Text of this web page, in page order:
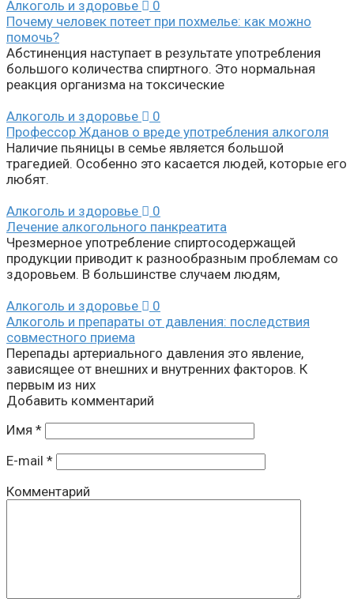
Алкоголь и здоровье
0
Почему человек потеет при похмелье: как можно
помочь?
Абстиненция наступает в результате употребления
большого количества спиртного. Это нормальная
реакция организма на токсические
Алкоголь и здоровье
0
Профессор Жданов о вреде употребления алкоголя
Наличие пьяницы в семье является большой
трагедией. Особенно это касается людей, которые его
любят.
Алкоголь и здоровье
0
Лечение алкогольного панкреатита
Чрезмерное употребление спиртосодержащей
продукции приводит к разнообразным проблемам со
здоровьем. В большинстве случаем людям,
Алкоголь и здоровье
0
Алкоголь и препараты от давления: последствия
совместного приема
Перепады артериального давления это явление,
зависящее от внешних и внутренних факторов. К
первым из них
Добавить комментарий
Имя *
E-mail *
Комментарий